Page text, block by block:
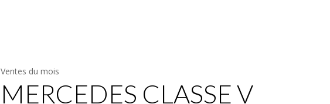
Ventes du mois
MERCEDES CLASSE V